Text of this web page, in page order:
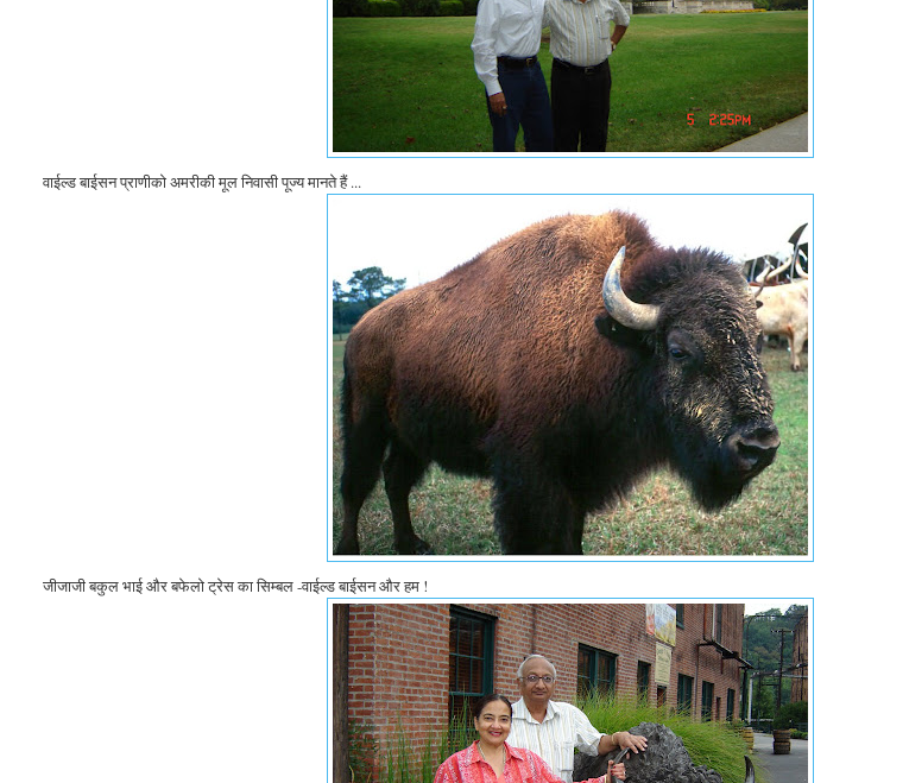
वाईल्ड बाईसन प्राणीको अमरीकी मूल निवासी पूज्य मानते हैं ...
जीजाजी बकुल भाई और बफेलो ट्रेस का सिम्बल -वाईल्ड बाईसन और हम !